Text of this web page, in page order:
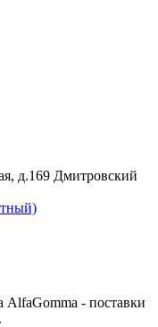
д.169 Дмитровский
- поставки